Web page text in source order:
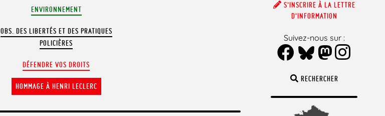
ENVIRONNEMENT
OBS. DES LIBERTÉS ET DES PRATIQUES
POLICIÈRES
DÉFENDRE VOS DROITS
HOMMAGE À HENRI LECLERC
RECHERCHER
S’INSCRIRE À LA LETTRE
D’INFORMATION
Suivez-nous sur :